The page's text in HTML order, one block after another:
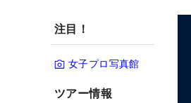
注目！
女子プロ写真館
ツアー情報